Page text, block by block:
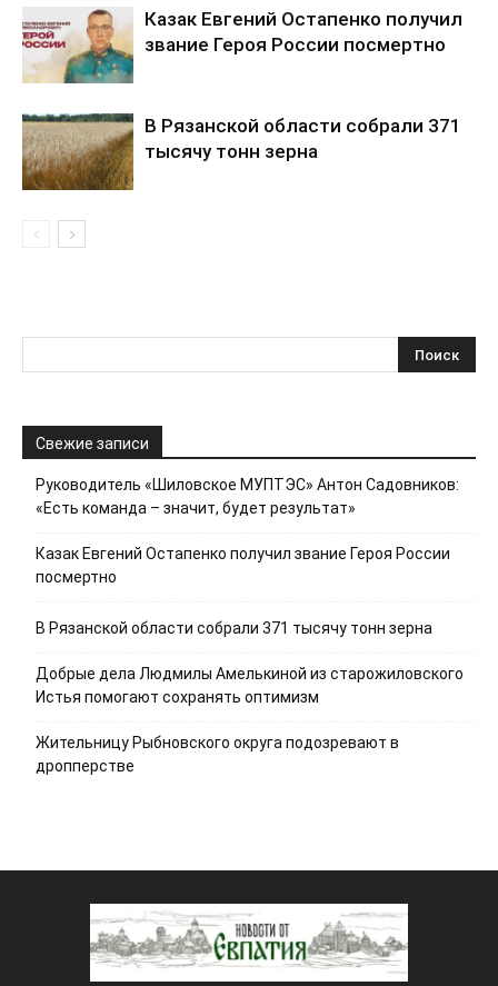
Казак Евгений Остапенко получил
звание Героя России посмертно
В Рязанской области собрали 371
тысячу тонн зерна
Свежие записи
Руководитель «Шиловское МУПТЭС» Антон Садовников:
«Есть команда – значит, будет результат»
Казак Евгений Остапенко получил звание Героя России
посмертно
В Рязанской области собрали 371 тысячу тонн зерна
Добрые дела Людмилы Амелькиной из старожиловского
Истья помогают сохранять оптимизм
Жительницу Рыбновского округа подозревают в
дропперстве